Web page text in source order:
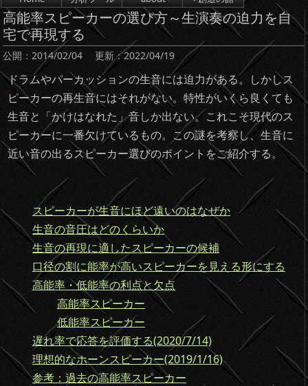
高能率スピーカーの選び方～生演奏の迫力を自
宅で再現する
公開： 2014/02/04 更新：2022/04/19
ドラムやパーカッションの生音には迫力がある。しかしス
ピーカーの再生音にはそれがない。特性がいくら良くても
生音と「かけはなれた」音しか出ない。これこそ現代のス
ピーカーに一番欠けているもの。この謎を考察し、生音に
近い音の出るスピーカー選びのポイントをご紹介する。
スピーカーが生音にほど遠いのはなぜか
生音の音圧はどのくらいか
生音の再現に適したスピーカーの候補
口径の割に能率が高いスピーカーを見える形にする
高能率・低能率の利点と欠点
高能率スピーカー
低能率スピーカー
遅れ率で応答を評価する(2020/7/14)
理想的なホーンスピーカー(2019/1/16)
参考：過去の高能率スピーカー